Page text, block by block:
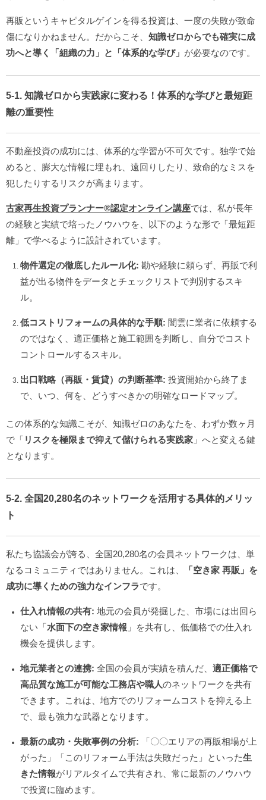
再販というキャピタルゲインを得る投資は、一度の失敗が致命
傷になりかねません。だからこそ、 知識ゼロからでも確実に成
功へと導く「組織の力」と「体系的な学び」 が必要なのです。
5-1. 知識ゼロから実践家に変わる！体系的な学びと最短距
離の重要性
不動産投資の成功には、体系的な学習が不可欠です。独学で始
めると、膨大な情報に埋もれ、遠回りしたり、致命的なミスを
犯したりするリスクが高まります。
古家再生投資プランナー®️認定オンライン講座では、私が長年
の経験と実績で培ったノウハウを、以下のような形で「最短距
離」で学べるように設計されています。
物件選定の徹底したルール化: 勘や経験に頼らず、再販で利
益が出る物件をデータとチェックリストで判別するスキ
ル。
低コストリフォームの具体的な手順: 闇雲に業者に依頼する
のではなく、適正価格と施工範囲を判断し、自分でコスト
コントロールするスキル。
出口戦略（再販・賃貸）の判断基準: 投資開始から終了ま
で、いつ、何を、どうすべきかの明確なロードマップ。
この体系的な知識こそが、知識ゼロのあなたを、わずか数ヶ月
で「 リスクを極限まで抑えて儲けられる実践家 」へと変える鍵
となります。
5-2. 全国20,280名のネットワークを活用する具体的メリッ
ト
私たち協議会が誇る、全国20,280名の会員ネットワークは、単
なるコミュニティではありません。これは、
「空き家 再販」を
成功に導くための強力なインフラです。
仕入れ情報の共有: 地元の会員が発掘した、市場には出回ら
ない「水面下の空き家情報 」を共有し、低価格での仕入れ
機会を提供します。
地元業者との連携: 全国の会員が実績を積んだ、 適正価格で
高品質な施工が可能な工務店や職人のネットワークを共有
できます。これは、地方でのリフォームコストを抑える上
で、最も強力な武器となります。
最新の成功・失敗事例の分析: 「〇〇エリアの再販相場が上
がった」「このリフォーム手法は失敗だった」といった生
きた情報がリアルタイムで共有され、常に最新のノウハウ
で投資に臨めます。